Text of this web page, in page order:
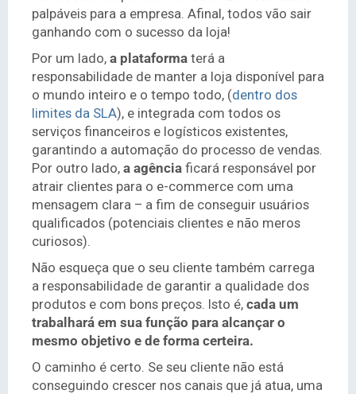
palpáveis para a empresa. Afinal, todos vão sair
ganhando com o sucesso da loja!
Por um lado, a plataforma terá a
responsabilidade de manter a loja disponível para
o mundo inteiro e o tempo todo, (dentro dos
limites da SLA), e integrada com todos os
serviços financeiros e logísticos existentes,
garantindo a automação do processo de vendas.
Por outro lado, a agência ficará responsável por
atrair clientes para o e-commerce com uma
mensagem clara – a fim de conseguir usuários
qualificados (potenciais clientes e não meros
curiosos).
Não esqueça que o seu cliente também carrega
a responsabilidade de garantir a qualidade dos
produtos e com bons preços. Isto é, cada um
trabalhará em sua função para alcançar o
mesmo objetivo e de forma certeira.
O caminho é certo. Se seu cliente não está
conseguindo crescer nos canais que já atua, uma